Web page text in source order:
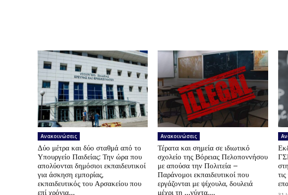
Ανακοινώσεις
Δύο μέτρα και δύο σταθμά από το
Υπουργείο Παιδείας: Την ώρα που
απολύονται δημόσιοι εκπαιδευτικοί
για άσκηση εμπορίας,
εκπαιδευτικός του Αρσακείου που
επί χρόνια...
Ανακοινώσεις
Τέρατα και σημεία σε ιδιωτικό
σχολείο της Βόρειας Πελοποννήσου
με απούσα την Πολιτεία –
Παράνομοι εκπαιδευτικοί που
εργάζονται με ψίχουλα, δουλειά
μέχρι τη …νύχτα,...